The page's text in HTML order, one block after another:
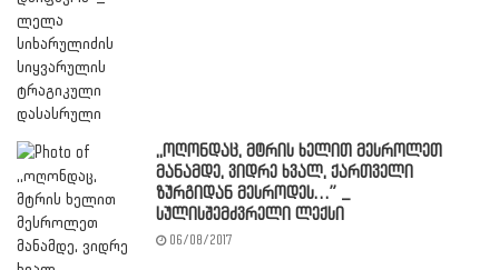
,,ოღონდაც, მტრის ხელით მესროლეთ
მანამდე, ვიდრე ხვალ, ქართველი
ზურგიდან მესროდეს…” _
სულისშემძვრელი ლექსი
06/08/2017